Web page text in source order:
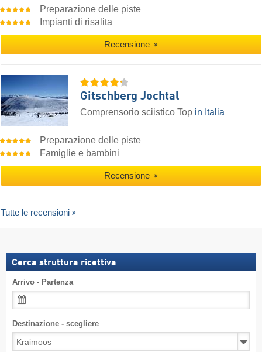
Preparazione delle piste
Impianti di risalita
Recensione
Gitschberg Jochtal
Comprensorio sciistico Top in Italia
Preparazione delle piste
Famiglie e bambini
Recensione
Tutte le recensioni
Cerca struttura ricettiva
Arrivo - Partenza
Destinazione - scegliere